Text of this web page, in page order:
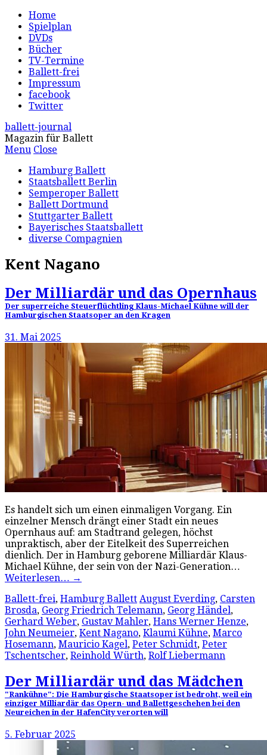
Home
Spielplan
DVDs
Bücher
TV-Termine
Ballett-frei
Impressum
facebook
Twitter
ballett-journal
Magazin für Ballett
Menu Close
Hamburg Ballett
Staatsballett Berlin
Semperoper Ballett
Ballett Dortmund
Stuttgarter Ballett
Bayerisches Staatsballett
diverse Compagnien
Kent Nagano
Der Milliardär und das Opernhaus
Der superreiche Steuerflüchtling Klaus-Michael Kühne will der
Hamburgischen Staatsoper an den Kragen
31. Mai 2025
Es handelt sich um einen einmaligen Vorgang. Ein
einzelner Mensch drängt einer Stadt ein neues
Opernhaus auf: am Stadtrand gelegen, höchst
unpraktisch, aber der Eitelkeit des Superreichen
dienlich. Der in Hamburg geborene Milliardär Klaus-
Michael Kühne, der sein von der Nazi-Generation…
Weiterlesen… →
Ballett-frei, Hamburg Ballett August Everding, Carsten
Brosda, Georg Friedrich Telemann, Georg Händel,
Gerhard Weber, Gustav Mahler, Hans Werner Henze,
John Neumeier, Kent Nagano, Klaumi Kühne, Marco
Hosemann, Mauricio Kagel, Peter Schmidt, Peter
Tschentscher, Reinhold Würth, Rolf Liebermann
Der Milliardär und das Mädchen
"Rankühne": Die Hamburgische Staatsoper ist bedroht, weil ein
einziger Milliardär das Opern- und Ballettgeschehen bei den
Neureichen in der HafenCity verorten will
5. Februar 2025